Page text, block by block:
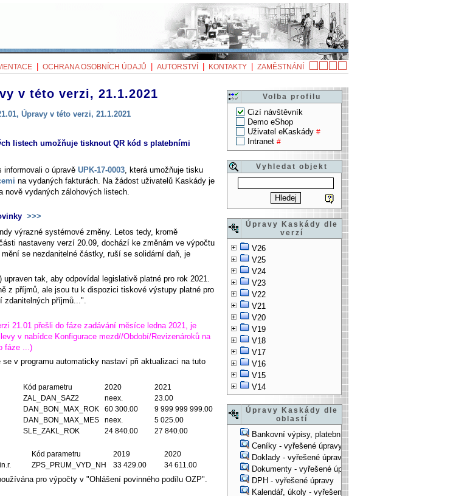
OCHRANA OSOBNÍCH ÚDAJŮ AUTORSTVÍ KONTAKTY ZAMĚSTNÁNÍ
Volba profilu
Cizí návštěvník
Demo eShop
Uživatel eKaskády #
Intranet #
Vyhledat objekt
Úpravy Kaskády dle
verzí
V26
V25
V24
V23
V22
V21
V20
V19
V18
V17
V16
V15
V14
Úpravy Kaskády dle
oblastí
Bankovní výpisy, platební příkazy - vyřešené úpravy
Ceníky - vyřešené úpravy
Doklady - vyřešené úpravy
Dokumenty - vyřešené úpravy
DPH - vyřešené úpravy
Kalendář, úkoly - vyřešené úpravy
v této verzi, 21.1.2021
Úpravy v této verzi, 21.1.2021
listech umožňuje tisknout QR kód s platebními
o úpravě UPK-17-0003, která umožňuje tisku
na vydaných fakturách. Na žádost uživatelů Kaskády je
nově vydaných zálohových listech.
>>>
výrazné systémové změny. Letos tedy, kromě
nastaveny verzí 20.09, dochází ke změnám ve výpočtu
se nezdanitelné částky, ruší se solidární daň, je
upraven tak, aby odpovídal legislativě platné pro rok 2021.
z příjmů, ale jsou tu k dispozici tiskové výstupy platné pro
zdanitelných příjmů...".
21.01 přešli do fáze zadávání měsíce ledna 2021, je
v nabídce Konfigurace mezd//Období/Revizenároků na
fáze ...)
se v programu automaticky nastaví při aktualizaci na tuto
Kód parametru 2020
2021
ZAL_DAN_SAZ2 neex.
23.00
DAN_BON_MAX_ROK 60 300.00
9 999 999 999.00
DAN_BON_MAX_MES neex.
5 025.00
SLE_ZAKL_ROK 24 840.00 27 840.00
Kód parametru 2019
2020
ZPS_PRUM_VYD_NH 33 429.00 34 611.00
pro výpočty v "Ohlášení povinného podílu OZP".